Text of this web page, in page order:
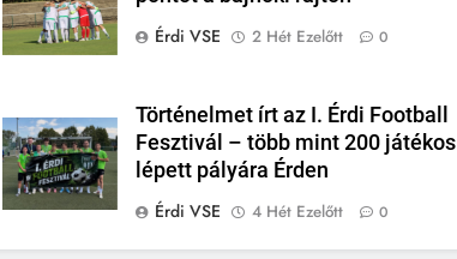
Érdi VSE
2 Hét Ezelőtt 0
Történelmet írt az I. Érdi Football
Fesztivál – több mint 200 játékos
lépett pályára Érden
Érdi VSE
4 Hét Ezelőtt 0